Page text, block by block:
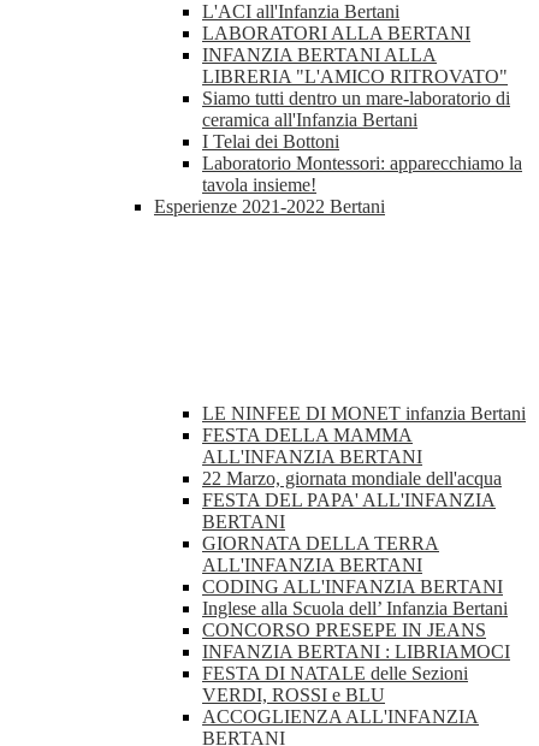
L'ACI all'Infanzia Bertani
LABORATORI ALLA BERTANI
INFANZIA BERTANI ALLA
LIBRERIA "L'AMICO RITROVATO"
Siamo tutti dentro un mare-laboratorio di
ceramica all'Infanzia Bertani
I Telai dei Bottoni
Laboratorio Montessori: apparecchiamo la
tavola insieme!
Esperienze 2021-2022 Bertani
LE NINFEE DI MONET infanzia Bertani
FESTA DELLA MAMMA
ALL'INFANZIA BERTANI
22 Marzo, giornata mondiale dell'acqua
FESTA DEL PAPA' ALL'INFANZIA
BERTANI
GIORNATA DELLA TERRA
ALL'INFANZIA BERTANI
CODING ALL'INFANZIA BERTANI
Inglese alla Scuola dell’ Infanzia Bertani
CONCORSO PRESEPE IN JEANS
INFANZIA BERTANI : LIBRIAMOCI
FESTA DI NATALE delle Sezioni
VERDI, ROSSI e BLU
ACCOGLIENZA ALL'INFANZIA
BERTANI